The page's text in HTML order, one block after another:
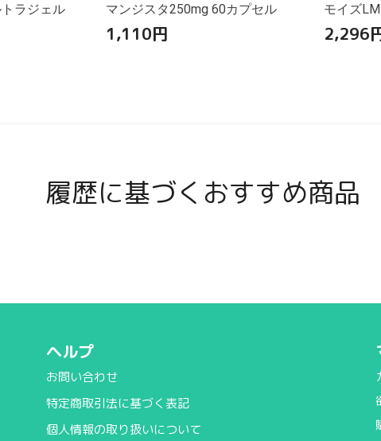
ラジェル
マンジスタ250mg 60カプセル
1,110円
モイズ
2,296
履歴に基づくおすすめ商品
ヘルプ
お問い合わせ
特定商取引法に基づく表記
個人情報の取り扱いについて